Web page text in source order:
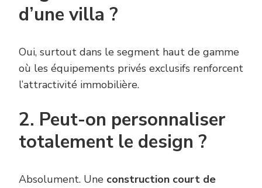
d’une villa ?
Oui, surtout dans le segment haut de gamme
où les équipements privés exclusifs renforcent
l’attractivité immobilière.
2. Peut-on personnaliser
totalement le design ?
Absolument. Une construction court de